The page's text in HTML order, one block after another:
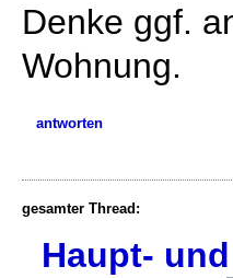
Denke ggf.
Wohnung.
antworten
gesamter Thread:
Haupt-